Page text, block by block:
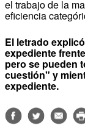
el trabajo de la
eficiencia
El letrado
expediente
pero se pueden
cuestión" y
expediente.